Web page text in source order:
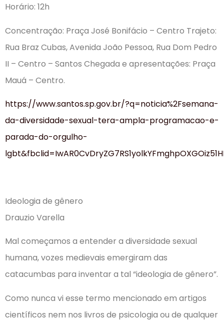
Horário: 12h
Concentração: Praça José Bonifácio – Centro Trajeto:
Rua Braz Cubas, Avenida João Pessoa, Rua Dom Pedro
II – Centro – Santos Chegada e apresentações: Praça
Mauá – Centro.
https://www.santos.sp.gov.br/?q=noticia%2Fsemana-
da-diversidade-sexual-tera-ampla-programacao-e-
parada-do-orgulho-
Ideologia de gênero
Drauzio Varella
Mal começamos a entender a diversidade sexual
humana, vozes medievais emergiram das
catacumbas para inventar a tal “ideologia de gênero”.
Como nunca vi esse termo mencionado em artigos
científicos nem nos livros de psicologia ou de qualquer